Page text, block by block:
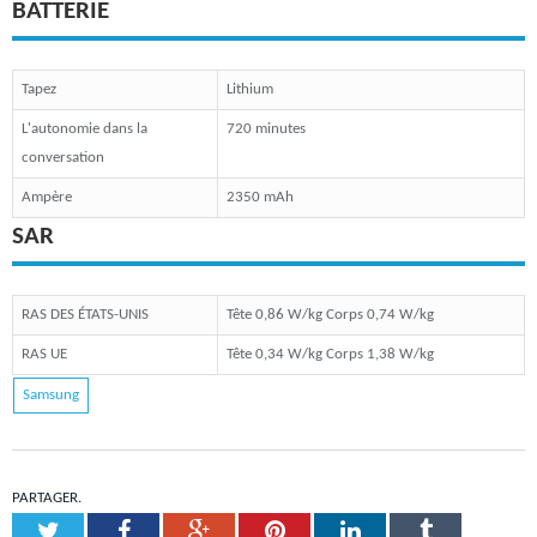
BATTERIE
Tapez Lithium
L'autonomie dans la
conversation
720 minutes
Ampère 2350 mAh
SAR
RAS DES ÉTATS-UNIS Tête 0,86 W/kg Corps 0,74 W/kg
RAS UE Tête 0,34 W/kg Corps 1,38 W/kg
Samsung
PARTAGER.
TwitterFacebookGoogle+PinterestLinkedInTumblr